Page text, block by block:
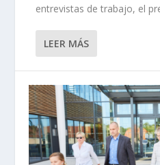
entrevistas de trabajo, el
LEER MÁS